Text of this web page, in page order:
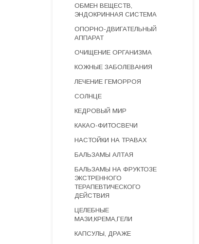
ОБМЕН ВЕЩЕСТВ,
ЭНДОКРИННАЯ СИСТЕМА
ОПОРНО-ДВИГАТЕЛЬНЫЙ
АППАРАТ
ОЧИЩЕНИЕ ОРГАНИЗМА
КОЖНЫЕ ЗАБОЛЕВАНИЯ
ЛЕЧЕНИЕ ГЕМОРРОЯ
СОЛНЦЕ
КЕДРОВЫЙ МИР
КАКАО-ФИТОСВЕЧИ
НАСТОЙКИ НА ТРАВАХ
БАЛЬЗАМЫ АЛТАЯ
БАЛЬЗАМЫ НА ФРУКТОЗЕ
ЭКСТРЕННОГО
ТЕРАПЕВТИЧЕСКОГО
ДЕЙСТВИЯ
ЦЕЛЕБНЫЕ
МАЗИ,КРЕМА,ГЕЛИ
КАПСУЛЫ, ДРАЖЕ